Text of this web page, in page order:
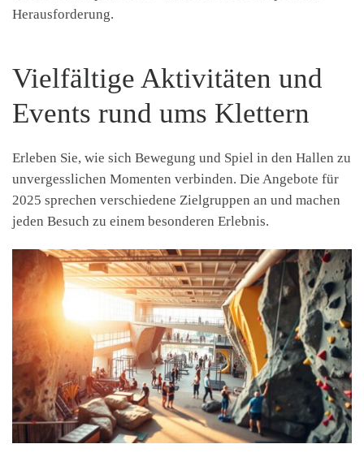
Herausforderung.
Vielfältige Aktivitäten und
Events rund ums Klettern
Erleben Sie, wie sich Bewegung und Spiel in den Hallen zu
unvergesslichen Momenten verbinden. Die Angebote für
2025 sprechen verschiedene Zielgruppen an und machen
jeden Besuch zu einem besonderen Erlebnis.